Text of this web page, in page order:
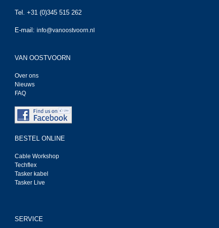
Tel. +31 (0)345 515 262
E-mail: info@vanoostvoorn.nl
VAN OOSTVOORN
Over ons
Nieuws
FAQ
BESTEL ONLINE
Cable Workshop
Techflex
Tasker kabel
Tasker Live
SERVICE